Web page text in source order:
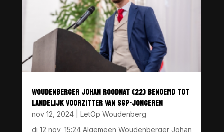
WOUDENBERGER JOHAN ROODNAT (22) BENOEMD TOT
LANDELIJK VOORZITTER VAN SGP-JONGEREN
nov 12, 2024| LetOp Woudenberg
di 12 nov, 15:24 Algemeen Woudenberger Johan